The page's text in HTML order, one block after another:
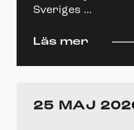
Sveriges ...
Läs mer
25 MAJ